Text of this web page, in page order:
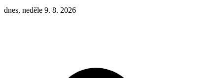
dnes, neděle 9. 8. 2026